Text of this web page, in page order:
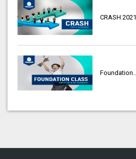
CRASH 2021
Foundation...